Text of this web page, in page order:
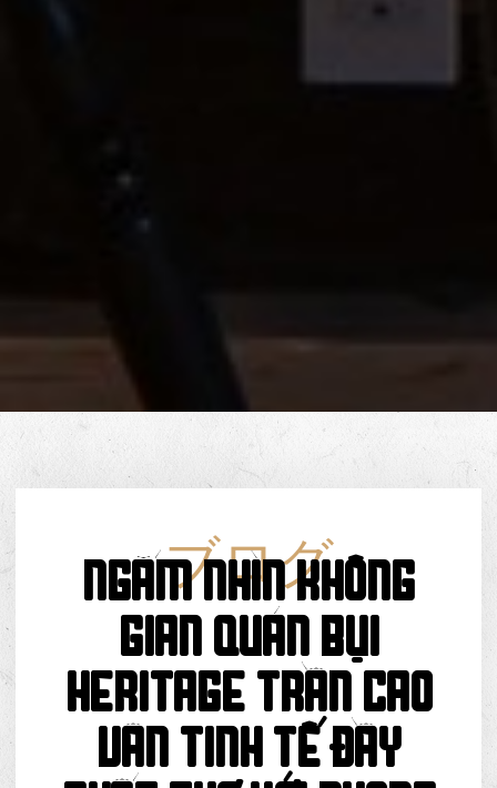
ブログ
Ngắm Nhìn Không
Gian Quán Bụi
Heritage Trần Cao
Vân Tinh Tế Đầy